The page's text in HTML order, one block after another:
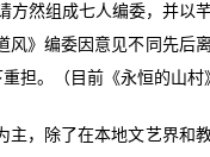
方然组成七人编委，并以
》编委因意见不同先后
担。（目前《永恒的山村
主，除了在本地文艺界和